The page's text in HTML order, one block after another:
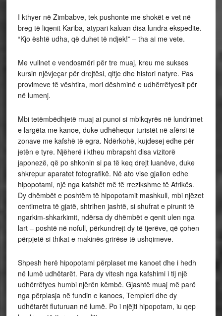
I kthyer në Zimbabve, tek pushonte me shokët e vet në
breg të liqenit Kariba, atypari kaluan disa lundra ekspedite.
“Kjo është udha, që duhet të ndjek!” – tha ai me vete.
Me vullnet e vendosmëri për tre muaj, kreu me sukses
kursin njëvjeçar për drejtësi, qitje dhe histori natyre. Pas
provimeve të vështira, mori dëshminë e udhërrëfyesit për
në lumenj.
Mbi tetëmbëdhjetë muaj ai punoi si mbikqyrës në lundrimet
e largëta me kanoe, duke udhëhequr turistët në afërsi të
zonave me kafshë të egra. Ndërkohë, kujdesej edhe për
jetën e tyre. Njëherë i ktheu mbrapsht disa vizitorë
japonezë, që po shkonin si pa të keq drejt luanëve, duke
shkrepur aparatet fotografikë. Në ato vise gjallon edhe
hipopotami, një nga kafshët më të rrezikshme të Afrikës.
Dy dhëmbët e poshtëm të hipopotamit mashkull, mbi njëzet
centimetra të gjatë, shtrihen jashtë, si shufrat e pirunit të
ngarkim-shkarkimit, ndërsa dy dhëmbët e qenit ulen nga
lart – poshtë në nofull, përkundrejt dy të tjerëve, që çohen
përpjetë si thikat e makinës grirëse të ushqimeve.
Shpesh herë hipopotami përplaset me kanoet dhe i hedh
në lumë udhëtarët. Para dy vitesh nga kafshimi i tij një
udhërrëfyes humbi njërën këmbë. Gjashtë muaj më parë
nga përplasja në fundin e kanoes, Templeri dhe dy
udhëtarët fluturuan në lumë. Po i njëjti hipopotam, iu qep